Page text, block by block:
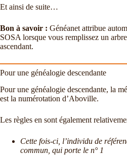
Et ainsi de suite…
Bon à savoir : Généanet attribue
SOSA lorsque vous remplissez un
ascendant.
Pour une généalogie descendante
Pour une généalogie descendante, la
est la numérotation d’Aboville.
Les règles en sont également
Cette fois-ci, l’individu de
commun, qui porte le n° 1